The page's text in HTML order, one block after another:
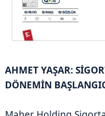
AHMET YAŞAR:
DÖNEMİN